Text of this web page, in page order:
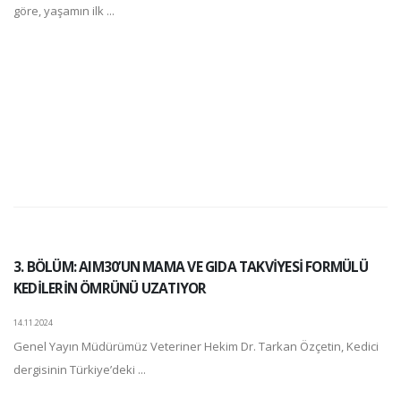
göre, yaşamın ilk ...
3. BÖLÜM: AIM30’UN MAMA VE GIDA TAKVİYESİ FORMÜLÜ
KEDİLERİN ÖMRÜNÜ UZATIYOR
14.11.2024
Genel Yayın Müdürümüz Veteriner Hekim Dr. Tarkan Özçetin, Kedici
dergisinin Türkiye’deki ...